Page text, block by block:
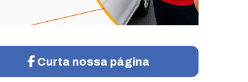
Curta nossa página